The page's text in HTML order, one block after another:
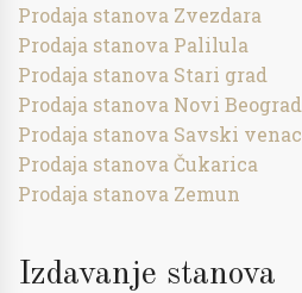
Prodaja stanova Zvezdara
Prodaja stanova Palilula
Prodaja stanova Stari grad
Prodaja stanova Novi Beograd
Prodaja stanova Savski venac
Prodaja stanova Čukarica
Prodaja stanova Zemun
Izdavanje stanova